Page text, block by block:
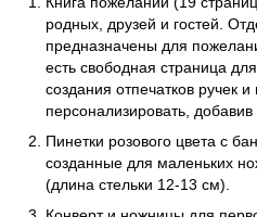
родных, друзей и гостей.
предназначены для
есть свободная страница
создания отпечатков ручек
персонализировать,
Пинетки розового цвета с
созданные для маленьких
(длина стельки 12-13 см).